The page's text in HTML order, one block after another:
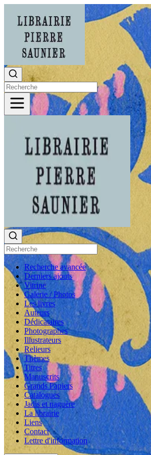
Recherche avancée
Derniers ajouts
Vitrine
Galerie / Photos
Les livres
Auteurs
Dédicataires
Photographes
Illustrateurs
Relieurs
Thèmes
Titres
Manuscrits
Grands Papiers
Catalogues
Jadis et naguère
La librairie
Liens
Contact
Lettre d'information